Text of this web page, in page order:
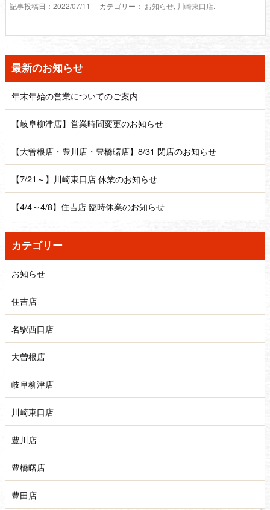
記事投稿日：2022/07/11 カテゴリー： お知らせ, 川崎東口店.
最新のお知らせ
年末年始の営業についてのご案内
【岐阜柳津店】営業時間変更のお知らせ
【大曽根店・豊川店・豊橋曙店】8/31 閉店のお知らせ
【7/21～】川崎東口店 休業のお知らせ
【4/4～4/8】住吉店 臨時休業のお知らせ
カテゴリー
お知らせ
住吉店
名駅西口店
大曽根店
岐阜柳津店
川崎東口店
豊川店
豊橋曙店
豊田店